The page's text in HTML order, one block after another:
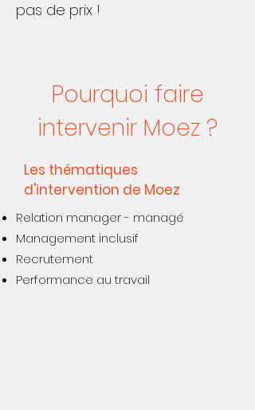
pas de prix !
Pourquoi faire
intervenir Moez ?
Les thématiques
d'intervention de Moez
Relation manager - managé
Management inclusif
Recrutement
Performance au travail